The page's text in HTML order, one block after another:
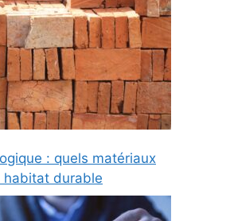
: quels matériaux
habitat durable